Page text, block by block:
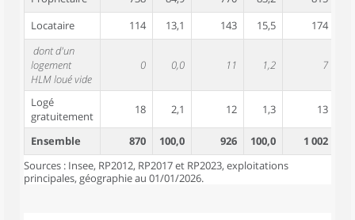
Locataire
114 13,1 143 15,5 174
dont d'un
logement
HLM loué vide
0 0,0 11 1,2 7
Logé
gratuitement
18 2,1 12 1,3 13
Ensemble 870 100,0 926 100,0 1 002
Sources : Insee, RP2012, RP2017 et RP2023, exploitations
principales, géographie au 01/01/2026.